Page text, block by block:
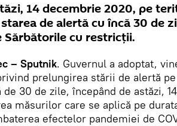
14 decembrie 2020, pe
de alertă cu încă 30 de
Sărbătorile cu restricții.
– Sputnik. Guvernul a adoptat,
prelungirea stării de alertă
30 de zile, începând de astăzi,
măsurilor care se aplică pe
efectelor pandemiei de